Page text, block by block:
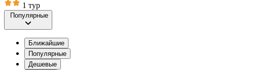
1 тур
Популярные
Ближайшие
Популярные
Дешевые